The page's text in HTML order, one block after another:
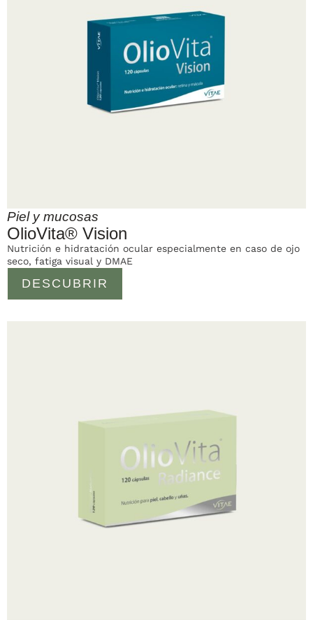
Piel y mucosas
OlioVita® Vision
DESCUBRIR
Nutrición e hidratación ocular especialmente en caso de ojo
seco, fatiga visual y DMAE